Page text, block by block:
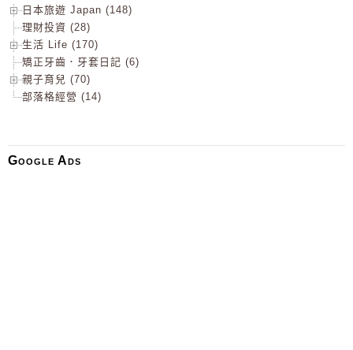
日本旅遊 Japan (148)
理財投資 (28)
生活 Life (170)
矯正牙齒．牙套日記 (6)
親子育兒 (70)
部落格經營 (14)
Google Ads